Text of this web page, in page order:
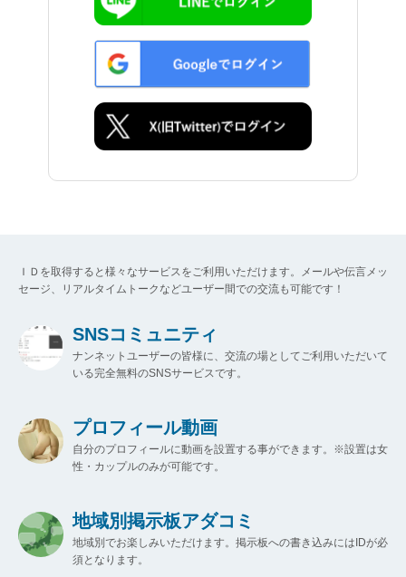
ＩＤを取得すると様々なサービスをご利用いただけます。メールや伝言メッ
セージ、リアルタイムトークなどユーザー間での交流も可能です！
SNSコミュニティ
ナンネットユーザーの皆様に、交流の場としてご利用いただいて
いる完全無料のSNSサービスです。
プロフィール動画
自分のプロフィールに動画を設置する事ができます。※設置は女
性・カップルのみが可能です。
地域別掲示板アダコミ
地域別でお楽しみいただけます。掲示板への書き込みにはIDが必
須となります。